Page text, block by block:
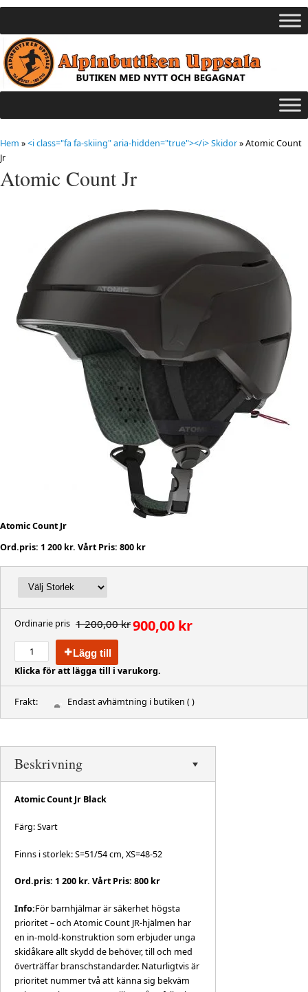
Hem »<i class="fa fa-skiing" aria-hidden="true"></i> Skidor»Atomic Count
Jr
Atomic Count Jr
Atomic Count Jr
Ord.pris: 1 200 kr. Vårt Pris: 800 kr
Ordinarie pris 1 200,00 kr900,00 kr
Lägg till
Klicka för att lägga till i varukorg.
Frakt: Endast avhämtning i butiken ( )
Beskrivning
Atomic Count Jr Black
Färg: Svart
Finns i storlek: S=51/54 cm, XS=48-52
Ord.pris: 1 200 kr. Vårt Pris: 800 kr
Info:För barnhjälmar är säkerhet högsta
prioritet – och Atomic Count JR-hjälmen har
en in-mold-konstruktion som erbjuder unga
skidåkare allt skydd de behöver, till och med
överträffar branschstandarder. Naturligtvis är
prioritet nummer två att känna sig bekväm